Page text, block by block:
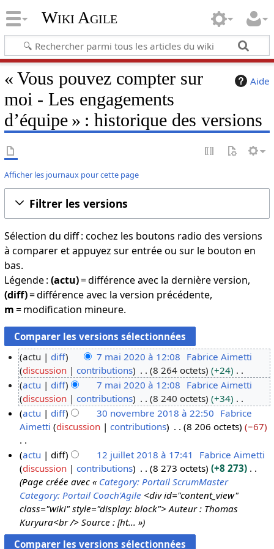
Wiki Agile
Aide
« Vous pouvez compter sur
moi - Les engagements
d’équipe » : historique des versions
Afficher les journaux pour cette page
Filtrer les versions
Sélection du diff : cochez les boutons radio des versions
à comparer et appuyez sur entrée ou sur le bouton en
bas.
Légende : (actu)= différence avec la dernière version,
(diff)= différence avec la version précédente,
m= modification mineure.
m
2
actu diff 7 mai 2020 à 12:08 Fabrice Aimetti
discussion
contributions 8 264 octets
+24
A
u
c
u
r
é
s
u
m
é
e
actu diff 7 mai 2020 à 12:08 Fabrice Aimetti
discussion
contributions 8 240 octets
+34
A
u
u
n
r
é
s
u
m
é
n
actu diff 30 novembre 2018 à 22:50 Fabrice
Aimetti discussion contributions 8 206 octets −67
A
u
c
u
n
r
é
actu diff 12 juillet 2018 à 17:41
Fabrice Aimetti
discussion
contributions 8 273 octets
+8 273
Page créée avec « Category: Portail ScrumMaster
Category: Portail Coach'Agile <div id="content_view"
class="wiki" style="display: block"> Auteur : Thomas
Kuryura<br /> Source : [ht... »